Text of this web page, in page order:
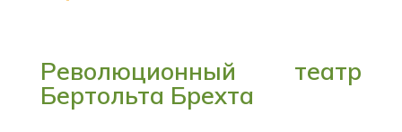
Революционный театр
Бертольта Брехта